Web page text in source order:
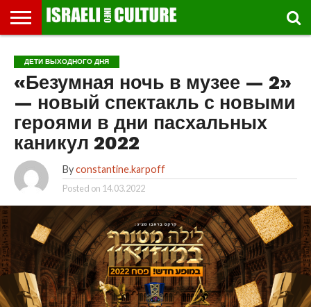
МУЗЕИ
СТРАНА
ФЕСТИВАЛЕЙ
ТЕАТР
КНИГИ.
ТЕКСТЫ
МУЗЫКА
РЕЛИГИЯ/
ИСТОРИЯ
ДВИЖЕНИЕ
ДЕТИ
ВЫХОДНОГО
ДНЯ
МАРШРУТЫ
ПРОГУЛЬЩИКА
ВИДЕО-
РЕЧИ
ВПЕЧАТЛЕНИЯ
ВСТРЕЧИ
И
ЛЕКЦИИ
ИНТЕРВЬЮ
КИНО
TEL
AVIV
GLOBAL
ДЕТИ ВЫХОДНОГО ДНЯ
«Безумная ночь в музее — 2»
— новый спектакль с новыми
героями в дни пасхальных
каникул 2022
By constantine.karpoff
Posted on 14.03.2022